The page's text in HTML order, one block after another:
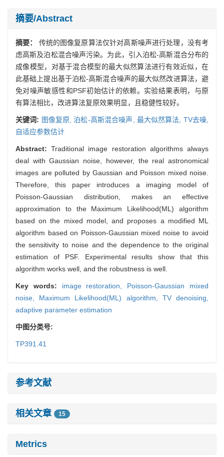
摘要/Abstract
摘要： 传统的图像复原算法仅针对高斯噪声进行处理，没有考
虑高斯及泊松混合噪声污染。为此，引入泊松-高斯混合分布的
成像模型，对基于混合模型的最大似然算法进行有效近似，在
此基础上提出基于泊松-高斯混合噪声的最大似然改进算法，避
免对噪声敏感性和PSF初始估计的依赖。实验结果表明，与原
有算法相比，改进算法复原效果明显，且稳健性较好。
关键词: 图像复原, 泊松-高斯混合噪声, 最大似然算法, TV去噪,
自适应参数估计
Abstract:Traditional image restoration algorithms always
deal with Gaussian noise, however, the real astronomical
images are polluted by Gaussian and Poisson mixed noise.
Therefore, this paper introduces a imaging model of
Poisson-Gaussian distribution, makes an effective
approximation to the Maximum Likelihood(ML) algorithm
based on the mixed model, and proposes a modified ML
algorithm based on Poisson-Gaussian mixed noise to avoid
the sensitivity to noise and the dependence to the original
estimation of PSF. Experimental results show that this
algorithm works well, and the robustness is well.
Key words: image restoration, Poisson-Gaussian mixed
noise, Maximum Likelihood(ML) algorithm, TV denoising,
adaptive parameter estimation
中图分类号:
TP391.41
参考文献
相关文章 15
Metrics